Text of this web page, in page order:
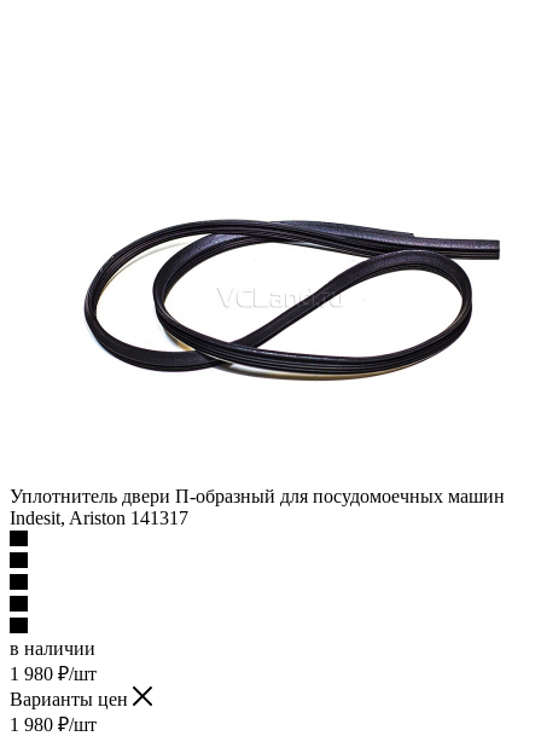
Уплотнитель двери П-образный для посудомоечных машин
Indesit, Ariston 141317
в наличии
1 980 ₽/шт
Варианты цен
1 980 ₽/шт